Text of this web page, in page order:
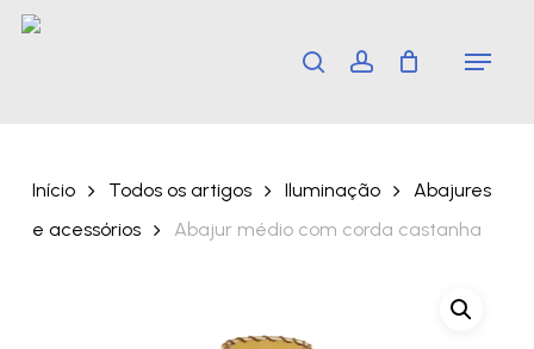
Skip
search account Menu
Início Todos os artigos Iluminação
Abajures
e acessórios
Abajur médio com corda castanha